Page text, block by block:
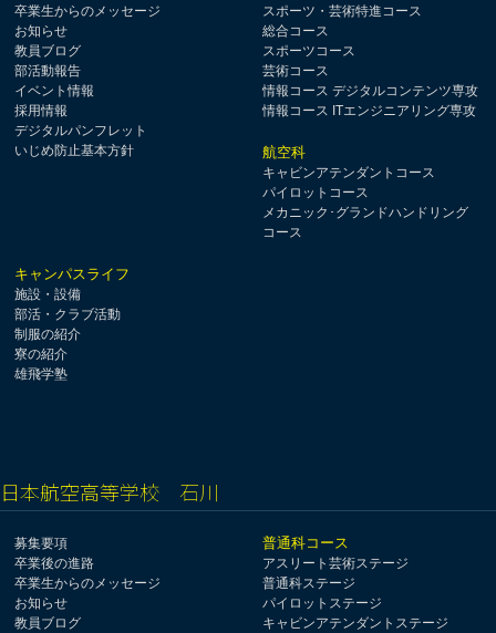
卒業生からのメッセージ
お知らせ
教員ブログ
部活動報告
イベント情報
採用情報
デジタルパンフレット
いじめ防止基本方針
スポーツ・芸術特進コース
総合コース
スポーツコース
芸術コース
情報コース デジタルコンテンツ専攻
情報コース ITエンジニアリング専攻
航空科
キャビンアテンダントコース
パイロットコース
メカニック･グランドハンドリング
コース
キャンパスライフ
施設・設備
部活・クラブ活動
制服の紹介
寮の紹介
雄飛学塾
日本航空高等学校 石川
募集要項
卒業後の進路
卒業生からのメッセージ
お知らせ
教員ブログ
普通科コース
アスリート芸術ステージ
普通科ステージ
パイロットステージ
キャビンアテンダントステージ